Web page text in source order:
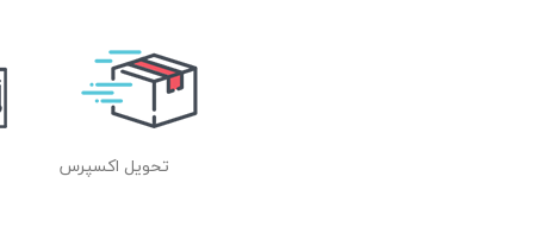
such as medical monitoring and or fitness assistants.
How MAX30100 Pulse Oximeter and Heart Rate Sensor Works?
of high-intensity LEDs (RED and IR, both of different wavelengths) and
The wavelengths of these LEDs are 660nm and 920nm, respectively.
تحویل اکسپرس